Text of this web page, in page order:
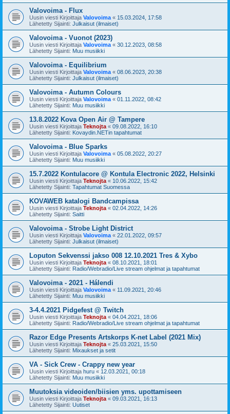
Valovoima - Flux
Uusin viesti Kirjoittaja Valovoima « 15.03.2024, 17:58
Lähetetty Sijainti: Julkaisut (ilmaiset)
Valovoima - Vuonot (2023)
Uusin viesti Kirjoittaja Valovoima « 30.12.2023, 08:58
Lähetetty Sijainti: Muu musiikki
Valovoima - Equilibrium
Uusin viesti Kirjoittaja Valovoima « 08.06.2023, 20:38
Lähetetty Sijainti: Julkaisut (ilmaiset)
Valovoima - Autumn Colours
Uusin viesti Kirjoittaja Valovoima « 01.11.2022, 08:42
Lähetetty Sijainti: Muu musiikki
13.8.2022 Kova Open Air @ Tampere
Uusin viesti Kirjoittaja Teknojta « 09.08.2022, 16:10
Lähetetty Sijainti: Kovaydin.NETin tapahtumat
Valovoima - Blue Sparks
Uusin viesti Kirjoittaja Valovoima « 05.08.2022, 20:27
Lähetetty Sijainti: Muu musiikki
15.7.2022 Kontulacore @ Kontula Electronic 2022, Helsinki
Uusin viesti Kirjoittaja Teknojta « 10.06.2022, 15:42
Lähetetty Sijainti: Tapahtumat Suomessa
KOVAWEB katalogi Bandcampissa
Uusin viesti Kirjoittaja Teknojta « 02.04.2022, 14:26
Lähetetty Sijainti: Saitti
Valovoima - Strobe Light District
Uusin viesti Kirjoittaja Valovoima « 22.01.2022, 09:57
Lähetetty Sijainti: Julkaisut (ilmaiset)
Loputon Sekvenssi jakso 008 12.10.2021 Tres & Xybo
Uusin viesti Kirjoittaja Teknojta « 08.10.2021, 18:01
Lähetetty Sijainti: Radio/Webradio/Live stream ohjelmat ja tapahtumat
Valovoima - 2021 - Hálendi
Uusin viesti Kirjoittaja Valovoima « 11.09.2021, 20:46
Lähetetty Sijainti: Muu musiikki
3-4.4.2021 Pidgefest @ Twitch
Uusin viesti Kirjoittaja Teknojta « 04.04.2021, 18:06
Lähetetty Sijainti: Radio/Webradio/Live stream ohjelmat ja tapahtumat
Razor Edge Presents Artskorps K-net Label (2021 Mix)
Uusin viesti Kirjoittaja Teknojta « 25.03.2021, 15:50
Lähetetty Sijainti: Mixaukset ja setit
VA - Sick Crew - Crappy new year
Uusin viesti Kirjoittaja huru « 12.03.2021, 00:18
Lähetetty Sijainti: Muu musiikki
Muutoksia videoiden/biisien yms. upottamiseen
Uusin viesti Kirjoittaja Teknojta « 09.03.2021, 16:13
Lähetetty Sijainti: Uutiset